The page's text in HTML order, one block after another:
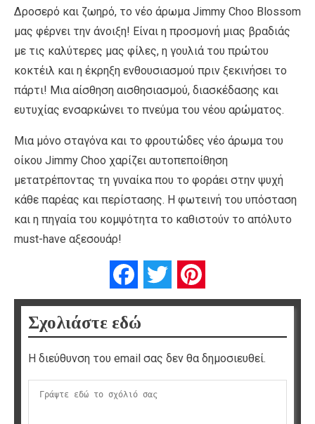
Δροσερό και ζωηρό, το νέο άρωμα Jimmy Choo Blossom
μας φέρνει την άνοιξη! Είναι η προσμονή μιας βραδιάς
με τις καλύτερες μας φίλες, η γουλιά του πρώτου
κοκτέιλ και η έκρηξη ενθουσιασμού πριν ξεκινήσει το
πάρτι! Μια αίσθηση αισθησιασμού, διασκέδασης και
ευτυχίας ενσαρκώνει το πνεύμα του νέου αρώματος.
Μια μόνο σταγόνα και το φρουτώδες νέο άρωμα του
οίκου Jimmy Choo χαρίζει αυτοπεποίθηση
μετατρέποντας τη γυναίκα που το φοράει στην ψυχή
κάθε παρέας και περίστασης. Η φωτεινή του υπόσταση
και η πηγαία του κομψότητα το καθιστούν το απόλυτο
must-have αξεσουάρ!
FacebookTwitter
Σχολιάστε εδώ
Η διεύθυνση του email σας δεν θα δημοσιευθεί.